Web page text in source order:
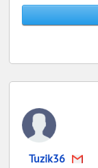
Tuzik36